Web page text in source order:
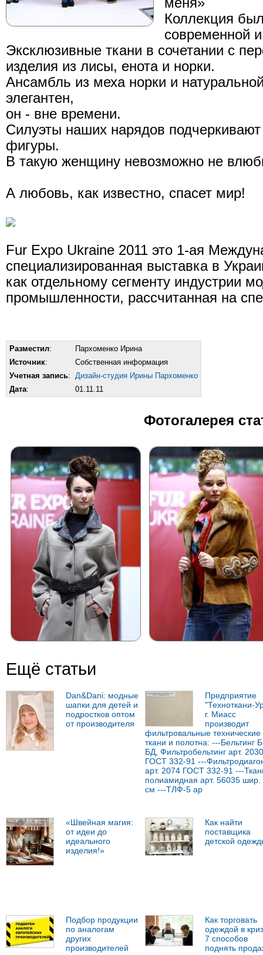
Коллекция
современной
Эксклюзивные ткани в сочетании с
изделия из лисы, енота и норки.
Ансамбль из меха норки и
элегантен,
он - вне времени.
Силуэты наших нарядов
фигуры.
В такую женщину невозможно не
А любовь, как известно, спасет мир!
Fur Expo Ukraine 2011 это 1-ая
специализированная выставка в
как отдельному сегменту индустрии
промышленности, рассчитанная на
Разместил:
Пархоменко Ирина
Источник:
Собственная информация
Учетная запись: Дизайн-студия Ирины Пархоменко
Дата: 01.11.11
Фотогалерея
Ещё статьи
Dan&Dani: модные
шапки для детей и
подростков оптом
от производителя
Предприятие
"Техноткани-
г. Миасс
производит
фильтровальные технические
ткани и полотна: ---Бельтинг
БД, Фильтробельтинг арт. 2030
ГОСТ 332-91 ---
арт. 2074 ГОСТ 332-91 ---
полиамидная арт. 56035 шир.
см ---ТЛФ-5 ар
«Швейная магия:
от идеи до
идеального
изделия!»
Как найти
поставщика
детской
Подбор продукции
по аналогам
других
производителей
Как торговать
одеждой в
7 способов
поднять